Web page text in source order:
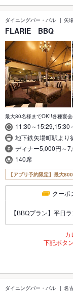
ダイニングバー・バル 矢
FLARIE BBQ
最大80名様までOK!!各種宴
11:30～15:29,15:30
地下鉄矢場町駅より
ディナー5,000円～
140席
【アプリ予約限定】最大
クーポ
【BBQプラン】平日
カ
下記ボタ
ダイニングバー・バル 名